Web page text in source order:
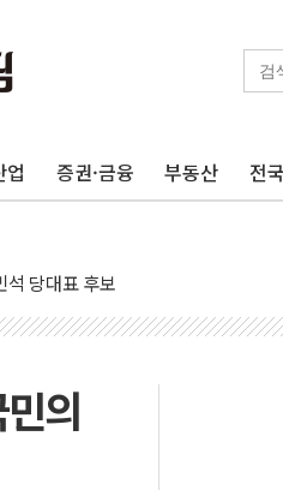
업 증권·금융 부동산 전국
산 40억 긴급 투입…고수온 양식장
정청래에 '0.86%p' 차 재역전 성공
회 나선 송영길·정청래·김민석 당대
석 당대표 후보
주·인천 경선 결과 발표...김민석
주 경선 결과 발표...김민석 52.64%
요 금융일정(8.10~8.14)
의